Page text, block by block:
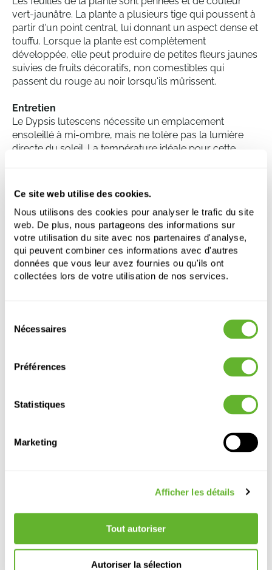
Ce site web utilise des cookies.
Nous utilisons des cookies pour analyser le trafic du site
web. De plus, nous partageons des informations sur
votre utilisation du site avec nos partenaires d'analyse,
qui peuvent combiner ces informations avec d'autres
données que vous leur avez fournies ou qu'ils ont
collectées lors de votre utilisation de nos services.
Nécessaires
Préférences
Statistiques
Marketing
Afficher les détails
Tout autoriser
Autoriser la sélection
vert-jaunâtre. La plante a plusieurs tige qui poussent à
partir d'un point central, lui donnant un aspect dense et
touffu. Lorsque la plante est complètement
développée, elle peut produire de petites fleurs jaunes
suivies de fruits décoratifs, non comestibles qui
passent du rouge au noir lorsqu'ils mûrissent.
Entretien
Le Dypsis lutescens nécessite un emplacement
ensoleillé à mi-ombre, mais ne tolère pas la lumière
directe du soleil. La température idéale pour cette
assurez-vous que l'excès d'eau peut s'écouler pour
également une humidité élevée, il peut donc être utile
de vaporiser de l'eau sur la plante de temps en temps.
La plante préfère un sol bien drainé et riche en
nutriments.
Pot:
25/19